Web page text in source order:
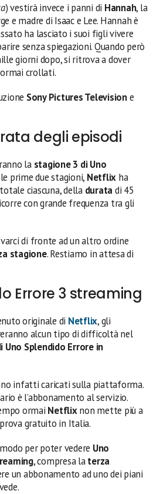
) vestirà invece i panni di Hannah, la
e madre di Isaac e Lee. Hannah è
ha lasciato i suoi figli vivere
senza spiegazioni. Quando però
giorni dopo, si ritrova a dover
crollati.
Sony Pictures Televisione
degli episodi
la stagione 3 di Uno
prime due stagioni, Netflix ha
ciascuna, della duratadi 45
con grande frequenza tra gli
di fronte ad un altro ordine
stagione. Restiamo in attesa di
Errore 3 streaming
originale di Netflix, gli
alcun tipo di difficoltà nel
Uno Splendido Errore in
infatti caricati sulla piattaforma.
è l’abbonamento al servizio.
ormai Netflixnon mette più a
gratuito in Italia.
per poter vedere Uno
, compresa laterza
un abbonamento ad uno dei piani